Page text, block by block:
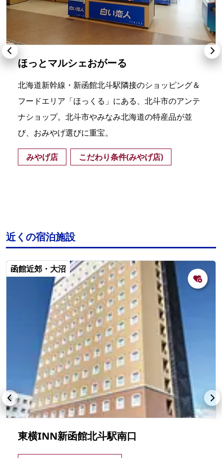
ほっとマルシェおがーる
北海道新幹線・新函館北斗駅隣接のショッピング＆
フードエリア「ほっくる」にある、北斗市のアンテ
ナショップ。北斗市やみなみ北海道の特産品が並
び、おみやげ選びに重宝。
みやげ店 こだわり条件(みやげ店)
近くの宿泊施設
函館近郊・大沼
東横INN新函館北斗駅南口